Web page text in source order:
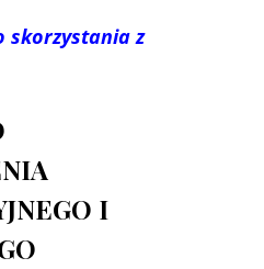
skorzystania z
I